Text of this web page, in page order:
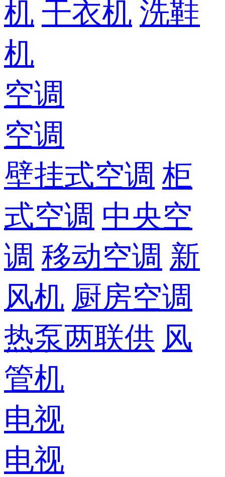
机 干衣机 洗鞋
机
空调
空调
壁挂式空调 柜
式空调 中央空
调 移动空调 新
风机 厨房空调
热泵两联供 风
管机
电视
电视